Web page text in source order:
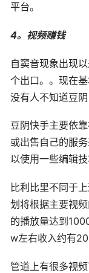
平台。
4。视频赚钱
自窦音现象出现
个出口。。现在
没有人不知道豆阴
豆阴快手主要依
或出售自己的服
以使用一些编辑技
比利比里不同于
划将根据主要视
的播放量达到
w左右收入约有
管道上有很多视